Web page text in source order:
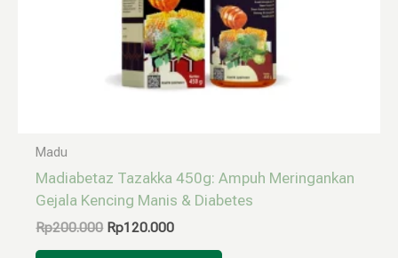
Madu
Madiabetaz Tazakka 450g: Ampuh Meringankan
Gejala Kencing Manis & Diabetes
Rp200.000 Rp120.000